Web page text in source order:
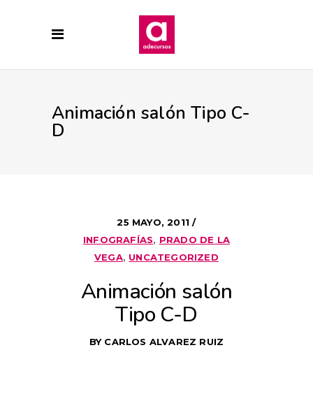
Animación salón Tipo C-
D
25 MAYO, 2011
INFOGRAFÍAS, PRADO DE LA
VEGA, UNCATEGORIZED
Animación salón
Tipo C-D
BY CARLOS ALVAREZ RUIZ